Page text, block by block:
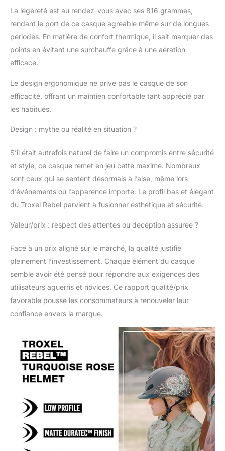
La légèreté est au rendez-vous avec ses 816 grammes,
rendant le port de ce casque agréable même sur de longues
périodes. En matière de confort thermique, il sait marquer des
points en évitant une surchauffe grâce à une aération
efficace.
Le design ergonomique ne prive pas le casque de son
efficacité, offrant un maintien confortable tant apprécié par
les habitués.
Design : mythe ou réalité en situation ?
S’il était autrefois naturel de faire un compromis entre sécurité
et style, ce casque remet en jeu cette maxime. Nombreux
sont ceux qui se sentent désormais à l’aise, même lors
d’événements où l’apparence importe. Le profil bas et élégant
du Troxel Rebel parvient à fusionner esthétique et sécurité.
Valeur/prix : respect des attentes ou déception assurée ?
Face à un prix aligné sur le marché, la qualité justifie
pleinement l’investissement. Chaque élément du casque
semble avoir été pensé pour répondre aux exigences des
utilisateurs aguerris et novices. Ce rapport qualité/prix
favorable pousse les consommateurs à renouveler leur
confiance envers la marque.